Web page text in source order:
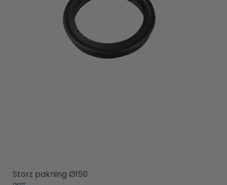
Storz pakning Ø150